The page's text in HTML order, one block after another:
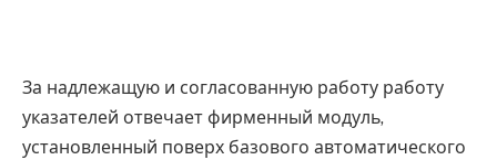
За надлежащую и согласованную работу работу
указателей отвечает фирменный модуль,
установленный поверх базового автоматического